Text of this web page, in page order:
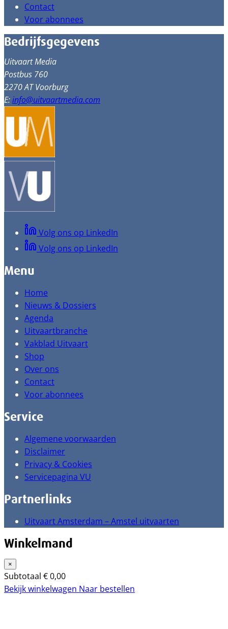
Contact
Voor abonnees
Bedrijfsgegevens
Uitvaart Media
Postbus 760
2270 AT Voorburg
E:info@uitvaartmedia.com
Volg ons op LinkedIn
Volg ons op LinkedIn
Menu
Home
Nieuws & Dossiers
Agenda
Uitvaartbranche
Vakblad Uitvaart
Shop
Over ons
Contact
Voor abonnees
Service
Algemene voorwaarden
Disclaimer
Privacy & Cookies
Servicepagina VU
Partnerlinks
Uitvaart Amsterdam – Amstel uitvaarten
Winkelmand
×
Subtotaal €0,00
Bekijk winkelwagen Naar bestellen